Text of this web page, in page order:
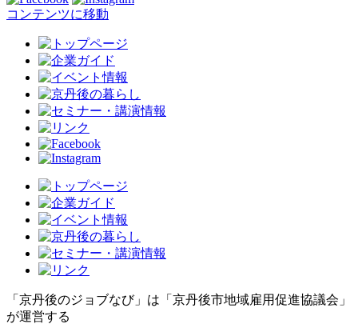
コンテンツに移動
「京丹後のジョブなび」は「京丹後市地域雇用促進協議会」
が運営する